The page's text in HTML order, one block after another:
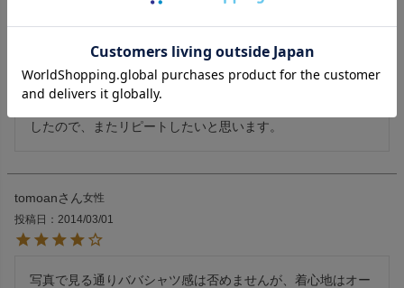
投稿日
2016/02/15
肌触りはサラッとして暖かみもあります。
したので、またリピートしたいと思います。
tomoan
女性
投稿日
2014/03/01
写真で見る通りババシャツ感は否めませんが、着心地はオー